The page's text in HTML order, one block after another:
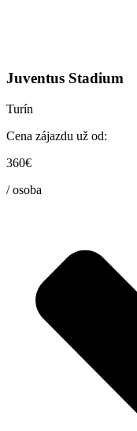
Juventus Stadium
Turín
Cena zájazdu už od:
360€
/ osoba